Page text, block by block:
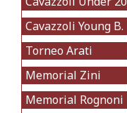
Cavazzoli Young B.
Torneo Arati
Memorial Zini
Memorial Rognoni